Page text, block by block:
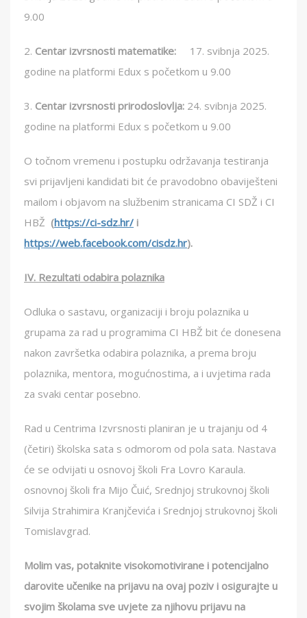
9.00
2. Centar izvrsnosti matematike: 17. svibnja 2025.
godine na platformi Edux s početkom u 9.00
3. Centar izvrsnosti prirodoslovlja: 24. svibnja 2025.
godine na platformi Edux s početkom u 9.00
O točnom vremenu i postupku održavanja testiranja
svi prijavljeni kandidati bit će pravodobno obaviješteni
mailom i objavom na službenim stranicama CI SDŽ i CI
HBŽ (https://ci-sdz.hr/ i
https://web.facebook.com/cisdz.hr).
IV. Rezultati odabira polaznika
Odluka o sastavu, organizaciji i broju polaznika u
grupama za rad u programima CI HBŽ bit će donesena
nakon završetka odabira polaznika, a prema broju
polaznika, mentora, mogućnostima, a i uvjetima rada
za svaki centar posebno.
Rad u Centrima Izvrsnosti planiran je u trajanju od 4
(četiri) školska sata s odmorom od pola sata. Nastava
će se odvijati u osnovoj školi Fra Lovro Karaula.
osnovnoj školi fra Mijo Čuić, Srednjoj strukovnoj školi
Silvija Strahimira Kranjčevića i Srednjoj strukovnoj školi
Tomislavgrad.
Molim vas, potaknite visokomotivirane i potencijalno
darovite učenike na prijavu na ovaj poziv i osigurajte u
svojim školama sve uvjete za njihovu prijavu na